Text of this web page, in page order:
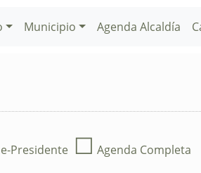
Municipio Agenda Alcaldía
Presidente ☐ Agenda Completa